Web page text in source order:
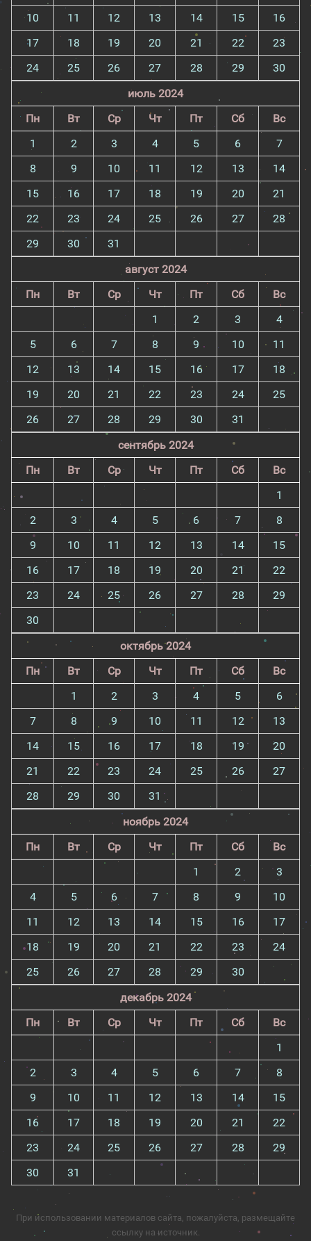
10
11 12 13 14 15
16
17
18 19 20 21 22
23
24
25 26 27 28 29
30
июль 2024
Пн
Вт Ср Чт Пт Сб
Вс
1
2 3 4 5 6
7
8
9 10 11 12 13
14
15
16 17 18 19 20
21
22
23 24 25 26 27
28
29
30
31
август 2024
Пн
Вт Ср Чт Пт Сб
Вс
1
2 3
4
5
6 7 8 9 10
11
12
13 14 15 16 17
18
19
20 21 22 23 24
25
26
27 28 29 30
31
сентябрь 2024
Пн
Вт Ср Чт Пт Сб
Вс
1
2
3 4 5 6 7
8
9
10 11 12 13 14
15
16
17 18 19 20 21
22
23
24 25 26 27 28
29
30
октябрь 2024
Пн
Вт Ср Чт Пт Сб
Вс
1
2 3 4 5
6
7
8 9 10 11 12
13
14
15 16 17 18 19
20
21
22 23 24 25 26
27
28
29 30
31
ноябрь 2024
Пн
Вт Ср Чт Пт Сб
Вс
1
2
3
4
5 6 7 8 9
10
11
12 13 14 15 16
17
18
19 20 21 22 23
24
25
26 27 28 29
30
декабрь 2024
Пн
Вт Ср Чт Пт Сб
Вс
1
2
3 4 5 6 7
8
9
10 11 12 13 14
15
16
17 18 19 20 21
22
23
24 25 26 27 28
29
30
31
При использовании материалов сайта, пожалуйста, размещайте
ссылку на источник.